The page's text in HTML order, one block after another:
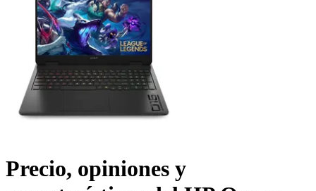
Precio, opiniones y